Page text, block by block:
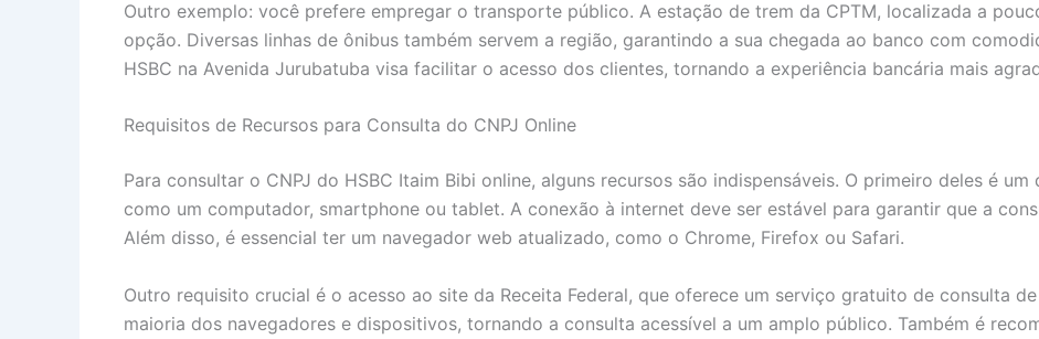
Outro exemplo: você prefere empregar o transporte público. A estação de trem da CPTM, localizada a
opção. Diversas linhas de ônibus também servem a região, garantindo a sua chegada ao banco com
HSBC na Avenida Jurubatuba visa facilitar o acesso dos clientes, tornando a experiência bancária mais
Requisitos de Recursos para Consulta do CNPJ Online
Para consultar o CNPJ do HSBC Itaim Bibi online, alguns recursos são indispensáveis. O primeiro deles é
como um computador, smartphone ou tablet. A conexão à internet deve ser estável para garantir que a
Além disso, é essencial ter um navegador web atualizado, como o Chrome, Firefox ou Safari.
Outro requisito crucial é o acesso ao site da Receita Federal, que oferece um serviço gratuito de consulta
maioria dos navegadores e dispositivos, tornando a consulta acessível a um amplo público. Também é